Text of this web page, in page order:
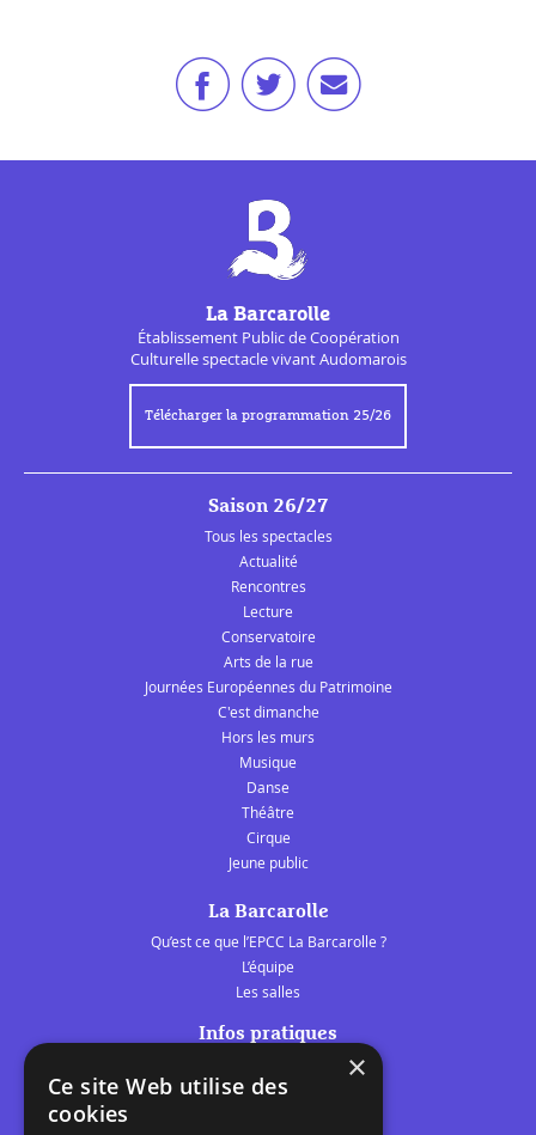
La Barcarolle
Établissement Public deCoopération
Culturellespectacle vivant Audomarois
Télécharger la programmation 25/26
Saison 26/27
Tous les spectacles
Actualité
Rencontres
Lecture
Conservatoire
Arts de la rue
Journées Européennes du Patrimoine
C'est dimanche
Hors les murs
Musique
Danse
Théâtre
Cirque
Jeune public
La Barcarolle
Qu’est ce que l’EPCC La Barcarolle ?
L’équipe
Les salles
Infos pratiques
Les belles scènes audomaroises
×
Ce site Web utilise des
cookies